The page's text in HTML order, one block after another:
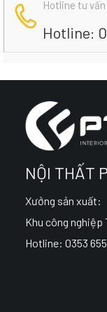
Hotline tư vấn
Hotline:
NỘI THẤT
Xưởng sản xuất:
Khu công nghiệp
Hotline: 0353